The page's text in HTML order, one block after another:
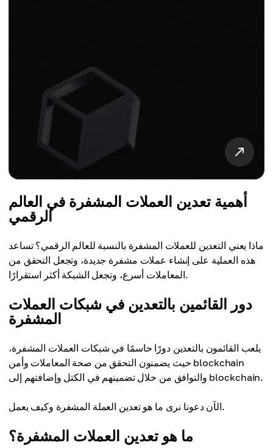
أهمية تعدين العملات المشفرة في العالم
الرقمي
ماذا يعني التعدين للعملات المشفرة بالنسبة للعالم الرقمي؟ تساعد
هذه العملية على إنشاء عملات مشفرة جديدة، وتجعل التحقق من
المعاملات أسرع، وتجعل الشبكة أكثر استقرارًا.
دور القائمين بالتعدين في شبكات العملات
المشفرة
يلعب القائمون بالتعدين دورًا حاسمًا في شبكات العملات المشفرة،
حيث يضمنون التحقق من صحة المعاملات وأمن blockchain
والتوافق من خلال تضمينهم في الكتل وإضافتهم إلى blockchain.
الآن دعونا نرى ما هو تعدين العملة المشفرة وكيف يعمل.
ما هو تعدين العملات المشفرة؟